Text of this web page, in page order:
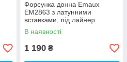
Форсунка донна Emaux
EM2863 з латунними
вставками, під лайнер
В наявності
1 190 ₴